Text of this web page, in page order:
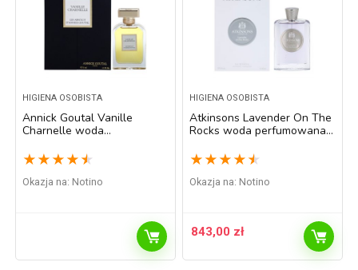
HIGIENA OSOBISTA
Annick Goutal Vanille
Charnelle woda
★ ★ ★ ★ ★
Okazja na: Notino
HIGIENA OSOBISTA
Atkinsons Lavender On The
Rocks woda perfumowana
★ ★ ★ ★ ★
Okazja na: Notino
843,00 zł